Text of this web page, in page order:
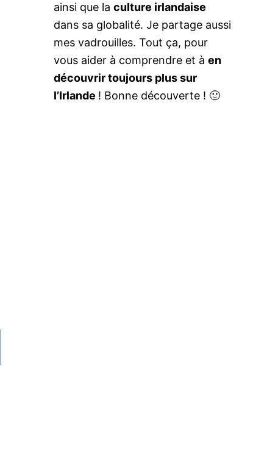
ainsi que la culture irlandaise
dans sa globalité. Je partage aussi
mes vadrouilles. Tout ça, pour
vous aider à comprendre et à en
découvrir toujours plus sur
l’Irlande ! Bonne découverte ! 🙂